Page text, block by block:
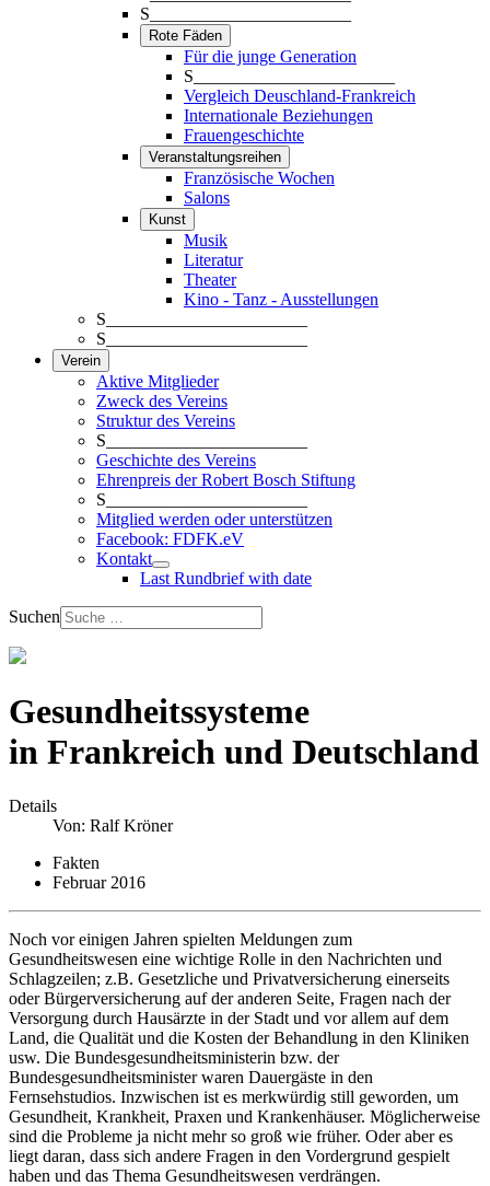
S_______________________
Rote Fäden
Für die junge Generation
S_______________________
Vergleich Deuschland-Frankreich
Internationale Beziehungen
Frauengeschichte
Veranstaltungsreihen
Französische Wochen
Salons
Kunst
Musik
Literatur
Theater
Kino - Tanz - Ausstellungen
S_______________________
S_______________________
Verein
Aktive Mitglieder
Zweck des Vereins
Struktur des Vereins
S_______________________
Geschichte des Vereins
Ehrenpreis der Robert Bosch Stiftung
S_______________________
Mitglied werden oder unterstützen
Facebook: FDFK.eV
Kontakt
Last Rundbrief with date
Suchen
Gesundheitssysteme
in Frankreich und Deutschland
Details
Von: Ralf Kröner
Fakten
Februar 2016
Noch vor einigen Jahren spielten Meldungen zum
Gesundheitswesen eine wichtige Rolle in den Nachrichten und
Schlagzeilen; z.B. Gesetzliche und Privatversicherung einerseits
oder Bürgerversicherung auf der anderen Seite, Fragen nach der
Versorgung durch Hausärzte in der Stadt und vor allem auf dem
Land, die Qualität und die Kosten der Behandlung in den Kliniken
usw. Die Bundesgesundheitsministerin bzw. der
Bundesgesundheitsminister waren Dauergäste in den
Fernsehstudios. Inzwischen ist es merkwürdig still geworden, um
Gesundheit, Krankheit, Praxen und Krankenhäuser. Möglicherweise
sind die Probleme ja nicht mehr so groß wie früher. Oder aber es
liegt daran, dass sich andere Fragen in den Vordergrund gespielt
haben und das Thema Gesundheitswesen verdrängen.